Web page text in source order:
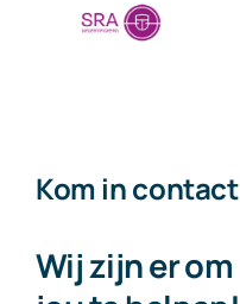
Kom in contact
Wij zijn er om